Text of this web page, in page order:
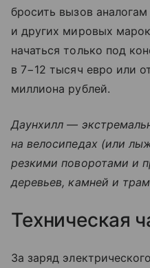
бросить вызов
и других мировых
начаться только под
в 7−12 тысяч евро или
миллиона рублей.
Даунхилл —
на велосипедах (или
резкими поворотами и
деревьев, камней и
Техническая
За заряд